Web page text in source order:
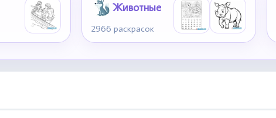
Животные
2966 раскрасок